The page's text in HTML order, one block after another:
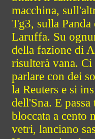
macchina,
Tg3, sulla Panda
Laruffa. Su
della fazione di
risulterà vana.
parlare con dei
la Reuters e si
dell'Sna. E
bloccata a cento
vetri, lanciano